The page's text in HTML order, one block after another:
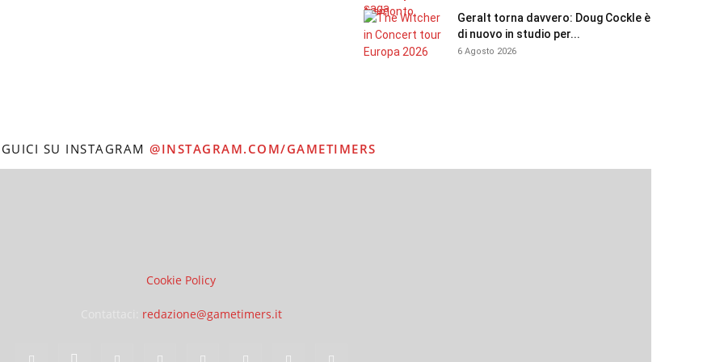
Geralt torna davvero: Doug Cockle è
di nuovo in studio per...
6 Agosto 2026
SU INSTAGRAM @INSTAGRAM.COM/GAMETIMERS
Cookie Policy
redazione@gametimers.it